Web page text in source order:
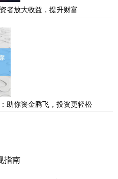
者放大收益，提升财富
助你资金腾飞，投资更轻松
指南